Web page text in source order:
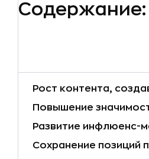
Содержание:
Рост контента,
Повышение
Развитие инфлюенс-
Сохранение позиций